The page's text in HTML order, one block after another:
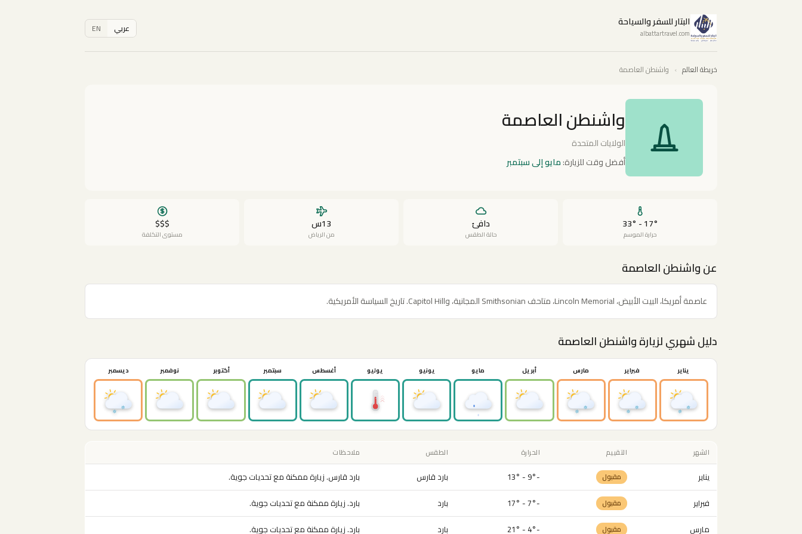
البتار للسفر والسياحة
albattartravel.com عربي EN
خريطة العالم › واشنطن العاصمة
واشنطن العاصمة
الولايات المتحدة
أفضل وقت للزيارة:مايو إلى سبتمبر
17° - 33°
حرارة الموسم
دافئ
حالة الطقس
13س
من الرياض
$$$
مستوى التكلفة
عن واشنطن العاصمة
عاصمة أمريكا، البيت الأبيض، Lincoln Memorial، متاحف Smithsonian المجانية، وCapitol Hill. تاريخ السياسة الأمريكية.
دليل شهري لزيارة واشنطن العاصمة
يناير فبراير مارس أبريل مايو يونيو يوليو أغسطس سبتمبر أكتوبر نوفمبر ديسمبر
الشهر التقييم الحرارة الطقس ملاحظات
يناير مقبول -9° - 13° بارد قارس
بارد قارس. زيارة ممكنة مع تحديات جوية.
فبراير
مقبول -7° - 17° بارد
بارد. زيارة ممكنة مع تحديات جوية.
مارس
مقبول -4° - 21° بارد
بارد. زيارة ممكنة مع تحديات جوية.